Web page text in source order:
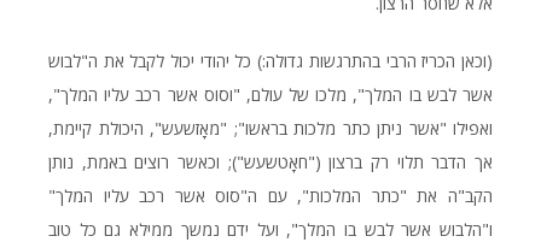
(וכאן הכריז הרבי בהתרגשות גדולה:) כל יהודי יכול לקבל את ה"לבוש
אשר לבש בו המלך", מלכו של עולם, "וסוס אשר רכב עליו המלך",
ואפילו "אשר ניתן כתר מלכות בראשו"; "מאָזשעש", היכולת קיימת,
אך הדבר תלוי רק ברצון ("חאָטשעש"); וכאשר רוצים באמת, נותן
הקב"ה את "כתר המלכות", עם ה"סוס אשר רכב עליו המלך"
ו"הלבוש אשר לבש בו המלך", ועל ידם נמשך ממילא גם כל טוב